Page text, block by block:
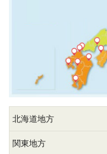
北海道地方
関東地方